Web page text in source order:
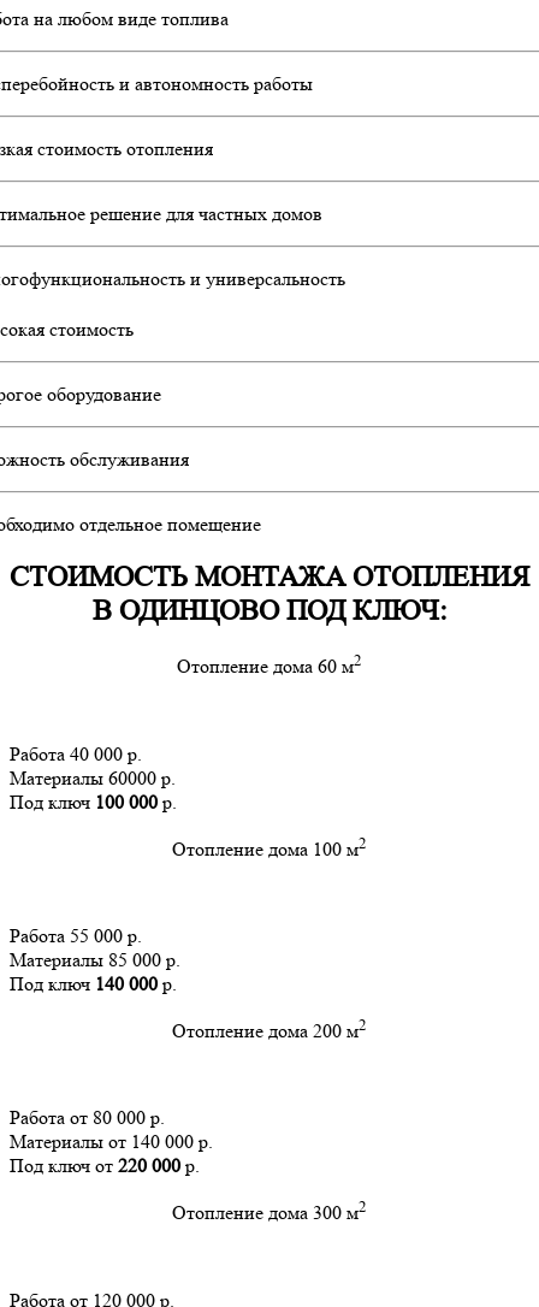
на любом виде топлива
и автономность работы
стоимость отопления
решение для частных домов
и универсальность
стоимость
оборудование
обслуживания
отдельное помещение
СТОИМОСТЬ МОНТАЖА ОТОПЛЕНИЯ
В ОДИНЦОВО ПОД КЛЮЧ:
Отопление дома 60 м2
Работа 40 000 р.
Материалы 60000 р.
Под ключ 100 000 р.
Отопление дома 100 м2
Работа 55 000 р.
Материалы 85 000 р.
Под ключ 140 000 р.
Отопление дома 200 м2
Работа от 80 000 р.
Материалы от 140 000 р.
Под ключ от 220 000 р.
Отопление дома 300 м2
Работа от 120 000 р.